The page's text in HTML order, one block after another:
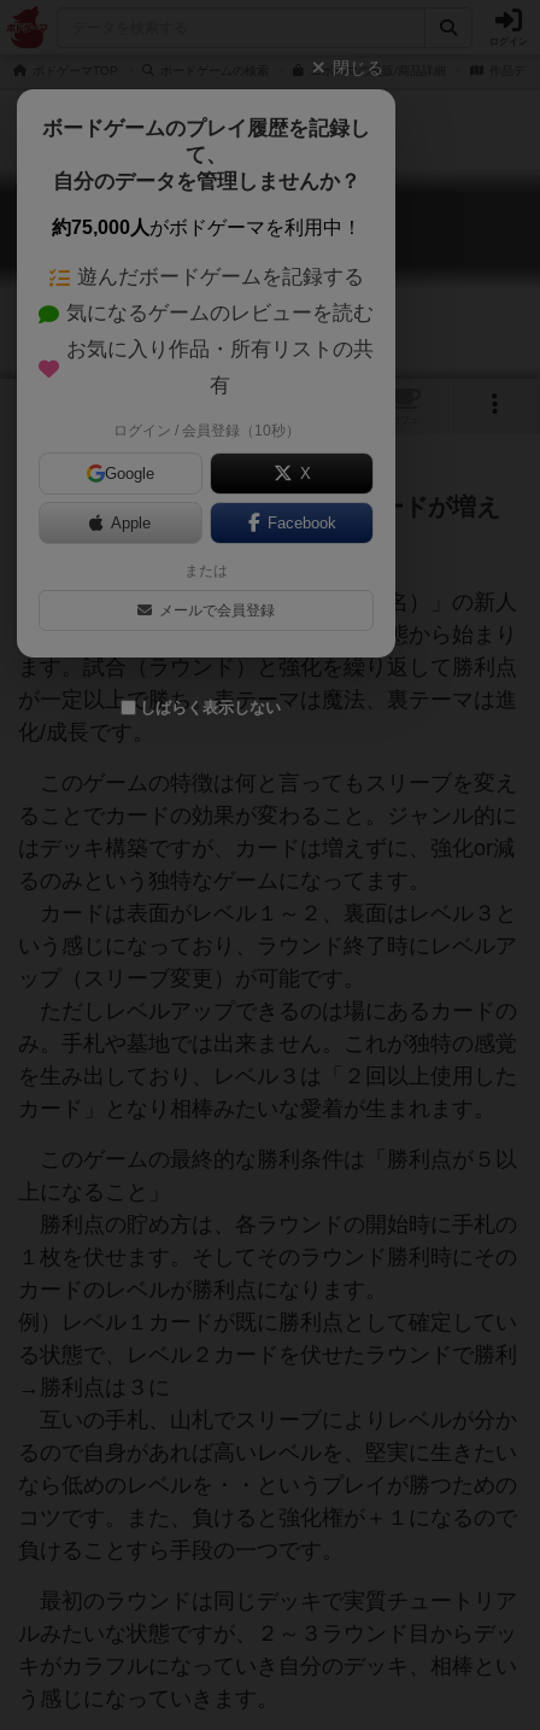
エボルマの通販/商品詳細
エボルマ
Evolma
スリーブ変えてレベルアップ！カードが増え
ないTCGライク２人用デッキ構築
プレイヤーは「エボルマ（作中競技名）」の新人
監督、選手はみんなレベル１という状態から始まり
ます。試合（ラウンド）と強化を繰り返して勝利点
が一定以上で勝ち。表テーマは魔法、裏テーマは進
化/成長です。
このゲームの特徴は何と言ってもスリーブを変え
ることでカードの効果が変わること。ジャンル的に
はデッキ構築ですが、カードは増えずに、強化or減
るのみという独特なゲームになってます。
カードは表面がレベル１～２、裏面はレベル３と
いう感じになっており、ラウンド終了時にレベルア
ップ（スリーブ変更）が可能です。
ただしレベルアップできるのは場にあるカードの
み。手札や墓地では出来ません。これが独特の感覚
を生み出しており、レベル３は「２回以上使用した
カード」となり相棒みたいな愛着が生まれます。
このゲームの最終的な勝利条件は「勝利点が５以
上になること」
勝利点の貯め方は、各ラウンドの開始時に手札の
１枚を伏せます。そしてそのラウンド勝利時にその
カードのレベルが勝利点になります。
例）レベル１カードが既に勝利点として確定してい
る状態で、レベル２カードを伏せたラウンドで勝利
→勝利点は３に
互いの手札、山札でスリーブによりレベルが分か
るので自身があれば高いレベルを、堅実に生きたい
なら低めのレベルを・・というプレイが勝つための
コツです。また、負けると強化権が＋１になるので
負けることすら手段の一つです。
最初のラウンドは同じデッキで実質チュートリア
ルみたいな状態ですが、２～３ラウンド目からデッ
キがカラフルになっていき自分のデッキ、相棒とい
う感じになっていきます。
閉じる
ボードゲームのプレイ履歴を記録し
て、
自分のデータを管理しませんか？
約75,000人がボドゲーマを利用中！
遊んだボードゲームを記録する
気になるゲームのレビューを読む
お気に入り作品・所有リストの共
有
ログイン / 会員登録（10秒）
Google X
Apple Facebook
または
メールで会員登録
しばらく表示しない